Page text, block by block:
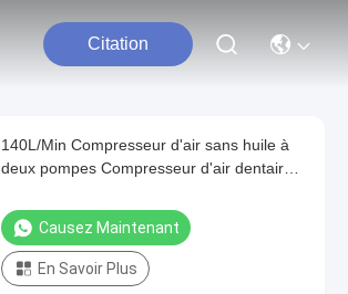
Citation
140L/Min Compresseur d'air sans huile à
deux pompes Compresseur d'air dentaire
Causez Maintenant
En Savoir Plus